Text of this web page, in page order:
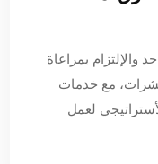
والإلتزام بمراعاة
مع خدمات
لعمل